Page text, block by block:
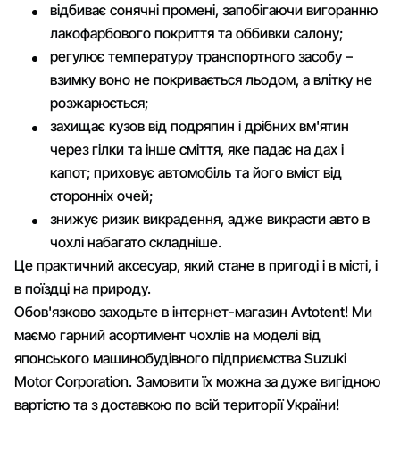
відбиває сонячні промені, запобігаючи вигоранню
лакофарбового покриття та оббивки салону;
регулює температуру транспортного засобу –
взимку воно не покривається льодом, а влітку не
розжарюється;
захищає кузов від подряпин і дрібних вм'ятин
через гілки та інше сміття, яке падає на дах і
капот; приховує автомобіль та його вміст від
сторонніх очей;
знижує ризик викрадення, адже викрасти авто в
чохлі набагато складніше.
Це практичний аксесуар, який стане в пригоді і в місті, і
в поїздці на природу.
Обов'язково заходьте в інтернет-магазин Avtotent! Ми
маємо гарний асортимент чохлів на моделі від
японського машинобудівного підприємства Suzuki
Motor Corporation. Замовити їх можна за дуже вигідною
вартістю та з доставкою по всій території України!